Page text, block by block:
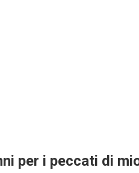
per i peccati di